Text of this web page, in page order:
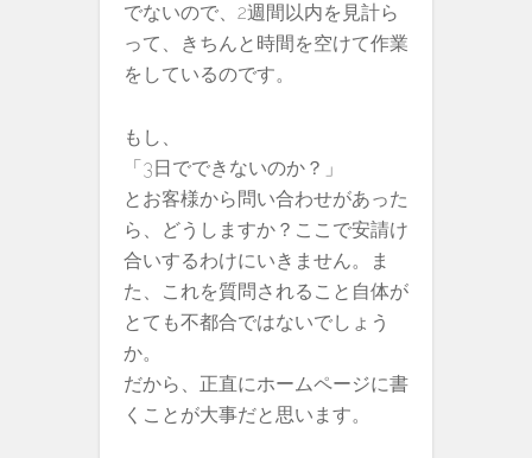
でないので、2週間以内を見計ら
って、きちんと時間を空けて作業
をしているのです。
もし、
「3日でできないのか？」
とお客様から問い合わせがあった
ら、どうしますか？ここで安請け
合いするわけにいきません。ま
た、これを質問されること自体が
とても不都合ではないでしょう
か。
だから、正直にホームページに書
くことが大事だと思います。